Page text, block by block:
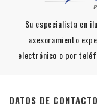
Su especialista en
asesoramiento
electrónico o por
DATOS DE CONTACTO